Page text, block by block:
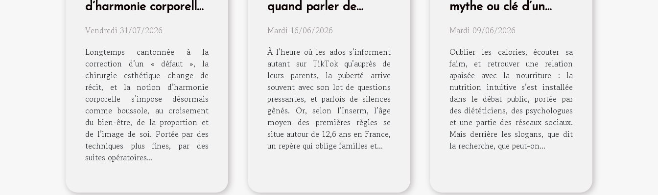
d’harmonie corporelle
intervention
Vendredi 31/07/2026
Longtemps cantonnée à la
correction d’un « défaut », la
chirurgie esthétique change de
récit, et la notion d’harmonie
corporelle s’impose désormais
comme boussole, au croisement
du bien-être, de la proportion et
de l’image de soi. Portée par des
techniques plus fines, par des
suites opératoires...
quand parler de
essentiel
Mardi 16/06/2026
À l’heure où les ados s’informent
autant sur TikTok qu’auprès de
leurs parents, la puberté arrive
souvent avec son lot de questions
pressantes, et parfois de silences
gênés. Or, selon l’Inserm, l’âge
moyen des premières règles se
situe autour de 12,6 ans en France,
un repère qui oblige familles et...
mythe ou clé d’un
Mardi 09/06/2026
Oublier les calories, écouter sa
faim, et retrouver une relation
apaisée avec la nourriture : la
nutrition intuitive s’est installée
dans le débat public, portée par
des diététiciens, des psychologues
et une partie des réseaux sociaux.
Mais derrière les slogans, que dit
la recherche, que peut-on...